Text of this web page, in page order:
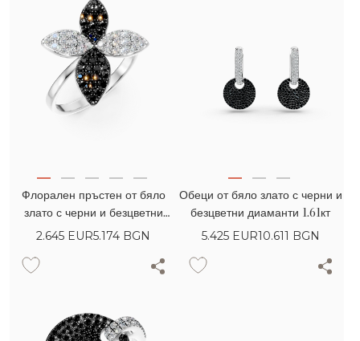
Флорален пръстен от бяло
злато с черни и безцветни
диаманти 0.76кт
2.645 EUR5.174 BGN
Обеци от бяло злато с черни и
безцветни диаманти 1.61кт
5.425 EUR10.611 BGN